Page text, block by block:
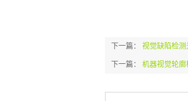
下一篇： 视觉缺陷检测
下一篇： 机器视觉轮